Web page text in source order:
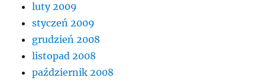
luty 2009
styczeń 2009
grudzień 2008
listopad 2008
październik 2008